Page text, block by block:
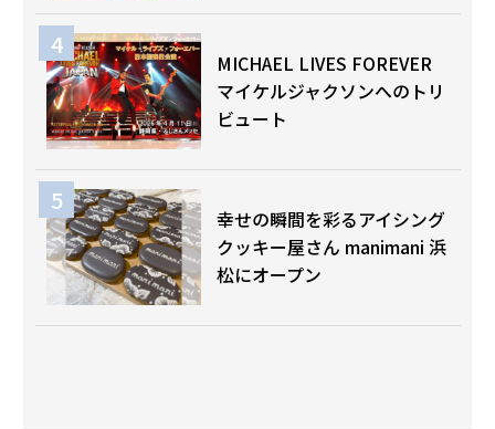
MICHAEL LIVES FOREVER
マイケルジャクソンへのトリ
ビュート
幸せの瞬間を彩るアイシング
クッキー屋さん manimani 浜
松にオープン